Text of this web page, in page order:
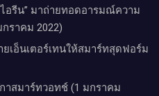
ไอรีน” มาถ่ายทอดอารมณ์ความ
กราคม 2022)
ยเอ็นเตอร์เทนให้สมาร์ทสุดฟอร์ม
าสมาร์ทวอทช์ (1 มกราคม